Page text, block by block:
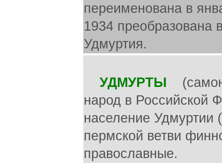
переименована в
1934
Удмуртия.
УДМУРТЫ
народ в Российской
население Удмуртии
пермской ветви
православные.